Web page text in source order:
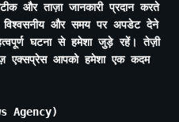
और ताज़ा जानकारी प्रदान करते
विश्वसनीय और समय पर अपडेट देने
घटना से हमेशा जुड़े रहें। तेज़ी
एक्सप्रेस आपको हमेशा एक कदम
Agency)